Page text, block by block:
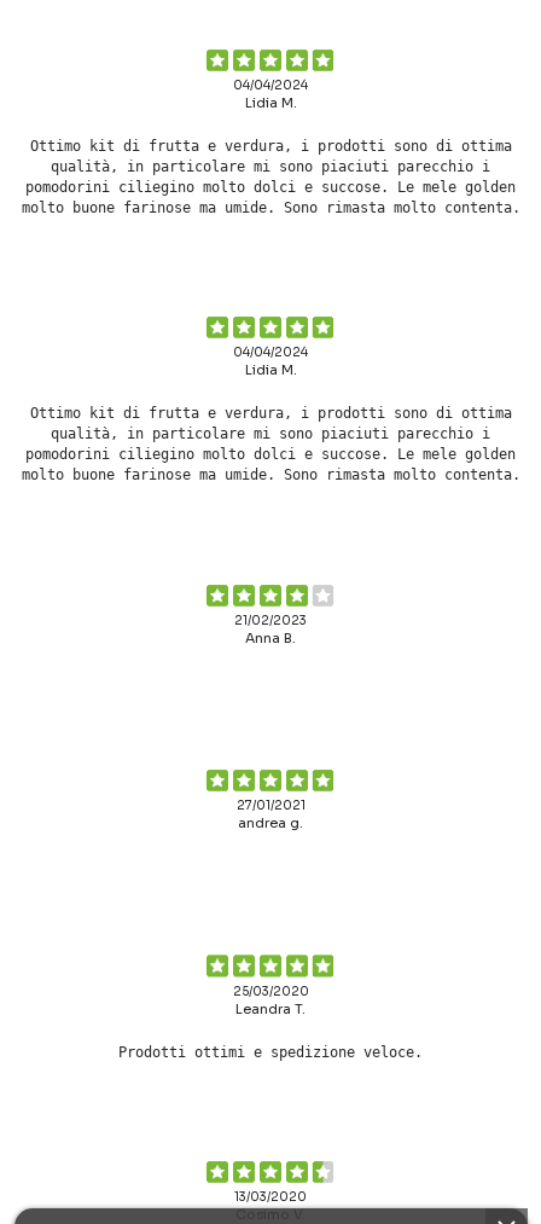
04/04/2024
Lidia M.
Ottimo kit di frutta e verdura, i prodotti sono di ottima
qualità, in particolare mi sono piaciuti parecchio i
pomodorini ciliegino molto dolci e succose. Le mele golden
molto buone farinose ma umide. Sono rimasta molto contenta.
04/04/2024
Lidia M.
Ottimo kit di frutta e verdura, i prodotti sono di ottima
qualità, in particolare mi sono piaciuti parecchio i
pomodorini ciliegino molto dolci e succose. Le mele golden
molto buone farinose ma umide. Sono rimasta molto contenta.
21/02/2023
Anna B.
27/01/2021
andrea g.
25/03/2020
Leandra T.
Prodotti ottimi e spedizione veloce.
13/03/2020